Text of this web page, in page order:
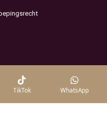
TikTok WhatsApp